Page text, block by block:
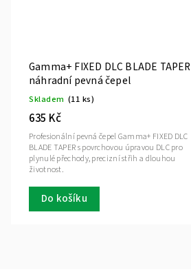
Gamma+ FIXED DLC BLADE TAPER
náhradní pevná čepel
Skladem (11 ks)
635 Kč
Do košíku
Profesionální pevná čepel Gamma+ FIXED DLC
BLADE TAPER s povrchovou úpravou DLC pro
plynulé přechody, precizní střih a dlouhou
životnost.